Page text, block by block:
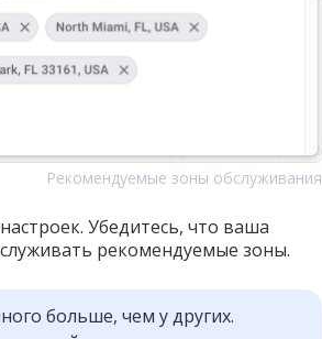
Рекомендуемые зоны обслуживания
Убедитесь, что ваша
рекомендуемые зоны.
больше, чем у других.